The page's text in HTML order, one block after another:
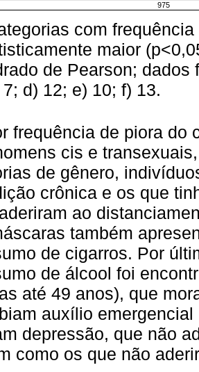
975
com
maior
de Pearson;
d) 12; e) 10; f) 13.
frequência de piora do
cis e
de gênero,
crônica e os que
ao
também
de cigarros. Por
de álcool foi
até 49 anos), que
auxílio
depressão, que não
como os que não